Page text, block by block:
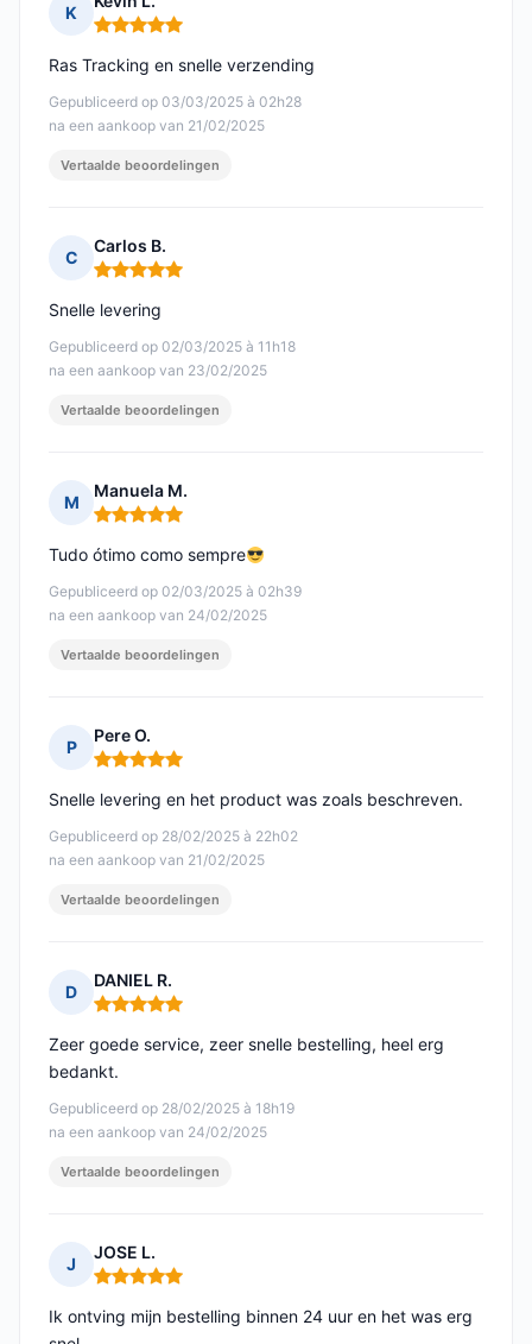
K
Opmerking: 5 van 5
Gepubliceerd op 03/03/2025 à 02h28
na een aankoop van 21/02/2025
Ras Tracking en snelle verzending
Vertaalde beoordelingen
C
Carlos B.
Opmerking: 5 van 5
Gepubliceerd op 02/03/2025 à 11h18
na een aankoop van 23/02/2025
Snelle levering
Vertaalde beoordelingen
M
Manuela M.
Opmerking: 5 van 5
Gepubliceerd op 02/03/2025 à 02h39
na een aankoop van 24/02/2025
Tudo ótimo como sempre
Vertaalde beoordelingen
P
Pere O.
Opmerking: 5 van 5
Gepubliceerd op 28/02/2025 à 22h02
na een aankoop van 21/02/2025
Snelle levering en het product was zoals beschreven.
Vertaalde beoordelingen
D
DANIEL R.
Opmerking: 5 van 5
Gepubliceerd op 28/02/2025 à 18h19
na een aankoop van 24/02/2025
Zeer goede service, zeer snelle bestelling, heel erg
bedankt.
Vertaalde beoordelingen
J
JOSE L.
Opmerking: 5 van 5
Ik ontving mijn bestelling binnen 24 uur en het was erg